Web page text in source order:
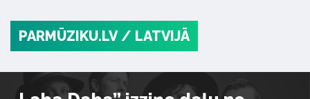
PARMŪZIKU.LV / LATVIJĀ